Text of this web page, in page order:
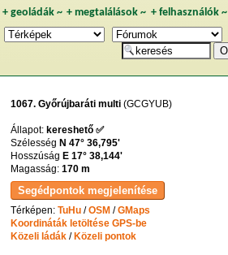
+ geoládák~ +megtalálások ~ + felhasználók~
1067. Győrújbaráti multi (GCGYUB)
Állapot: kereshető ✅
Szélesség N 47° 36,795'
Hosszúság E 17° 38,144'
Magasság:170 m
Térképen:TuHu /OSM /GMaps
Koordináták letöltése GPS-be
Közeli ládák / Közeli pontok